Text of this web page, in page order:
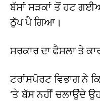
ਬੱਸਾਂ ਸੜਕਾਂ ਤੋਂ ਹਟ
ਠੁੱਪ ਪੈ ਗਿਆ।
ਸਰਕਾਰ ਦਾ ਫੈਸਲਾ ਤੇ
ਟਰਾਂਸਪੋਰਟ ਵਿਭਾਗ ਨੇ
’ਤੇ ਬੱਸ ਨਹੀਂ ਚਲਾਉਂਦੇ